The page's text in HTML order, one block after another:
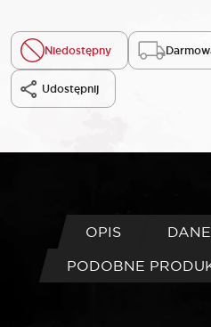
Niedostępny
Udostępnij
OPIS
PODOBNE